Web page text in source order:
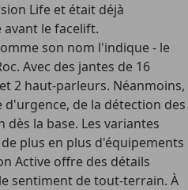
Life et était déjà
avant le facelift.
son nom l'indique - le
Avec des jantes de 16
2 haut-parleurs. Néanmoins,
d'urgence, de la détection des
la base. Les variantes
plus en plus d'équipements
Active offre des détails
sentiment de tout-terrain. À